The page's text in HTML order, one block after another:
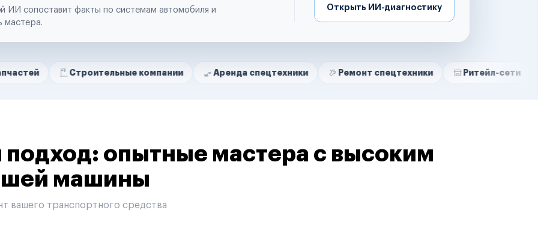
ИИ сопоставит факты по системам автомобиля и
мастера.
Открыть ИИ-диагностику
Строительные компании Аренда спецтехники Ремонт спецтехники Ритейл-сети
опытные мастера с высоким
машины
вашего транспортного средства